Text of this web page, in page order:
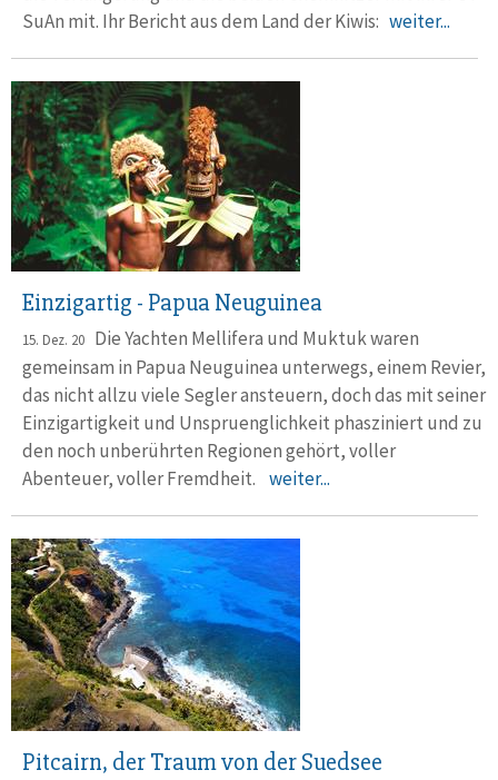
SuAn mit. Ihr Bericht aus dem Land der Kiwis: weiter...
Einzigartig - Papua Neuguinea
15. Dez. 20 Die Yachten Mellifera und Muktuk waren
gemeinsam in Papua Neuguinea unterwegs, einem Revier,
das nicht allzu viele Segler ansteuern, doch das mit seiner
Einzigartigkeit und Unspruenglichkeit phasziniert und zu
den noch unberührten Regionen gehört, voller
Abenteuer, voller Fremdheit. weiter...
Pitcairn, der Traum von der Suedsee